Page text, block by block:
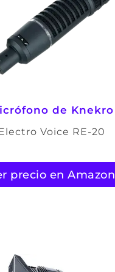
de Knekro
Voice RE-20
precio en Amazon